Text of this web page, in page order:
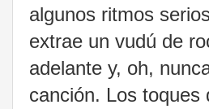
algunos ritmos
extrae un vudú de
adelante y, oh,
canción. Los toques